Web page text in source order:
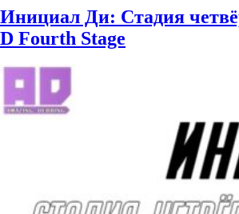
Инициал Ди: Стадия
D Fourth Stage